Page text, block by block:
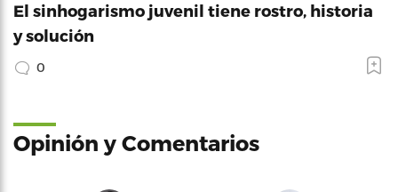
El sinhogarismo juvenil tiene rostro, historia
y solución
0
Opinión y Comentarios